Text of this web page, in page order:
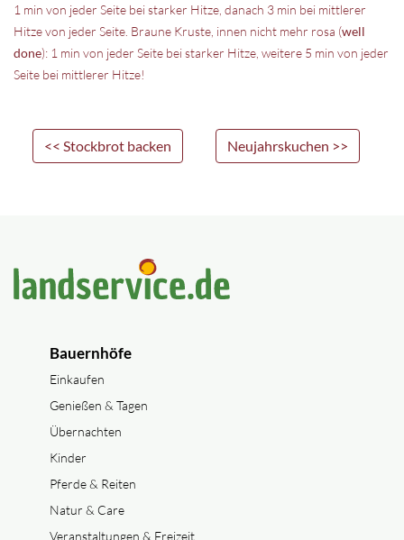
1 min von jeder Seite bei starker Hitze, danach 3 min bei mittlerer
Hitze von jeder Seite. Braune Kruste, innen nicht mehr rosa (well
done): 1 min von jeder Seite bei starker Hitze, weitere 5 min von jeder
Seite bei mittlerer Hitze!
<< Stockbrot backen Neujahrskuchen >>
Bauernhöfe
Einkaufen
Genießen & Tagen
Übernachten
Kinder
Pferde & Reiten
Natur & Care
Veranstaltungen & Freizeit